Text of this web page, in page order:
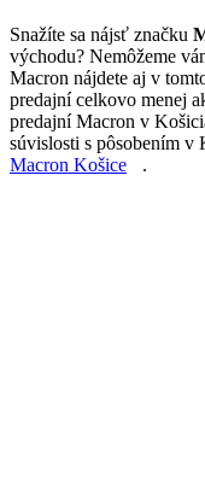
Snažíte sa nájsť značku
východu? Nemôžeme
Macron nájdete aj v
predajní celkovo menej
predajní Macron v
súvislosti s pôsobením v
Macron Košice
.